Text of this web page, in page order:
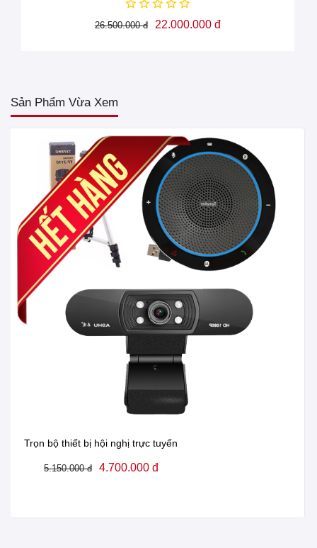
Âm thanh to, rõ, không bị tạp âm khi nhiều người nói
26.500.000 đ 22.000.000 đ
Sản Phẩm Vừa Xem
Trọn bộ thiết bị hội nghị trực tuyến
5.150.000 đ 4.700.000 đ